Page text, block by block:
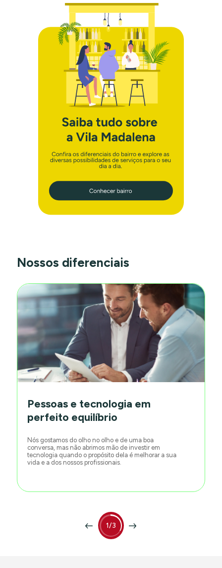
Nossos diferenciais
Pessoas e tecnologia em
perfeito equilíbrio
Nós gostamos do olho no olho e de uma boa
conversa, mas não abrimos mão de investir em
tecnologia quando o propósito dela é melhorar a sua
vida e a dos nossos profissionais.
1/3